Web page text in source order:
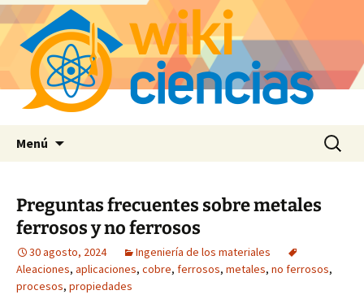
Menú Buscar:
Preguntas frecuentes sobre metales
ferrosos y no ferrosos
30 agosto, 2024
Ingeniería de los materiales
Aleaciones, aplicaciones, cobre, ferrosos, metales, no ferrosos,
procesos, propiedades